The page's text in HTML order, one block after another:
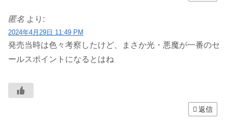
匿名 より:
2024年4月29日 11:49 PM
発売当時は色々考察したけど、まさか光・悪魔が一番のセ
ールスポイントになるとはね
返信